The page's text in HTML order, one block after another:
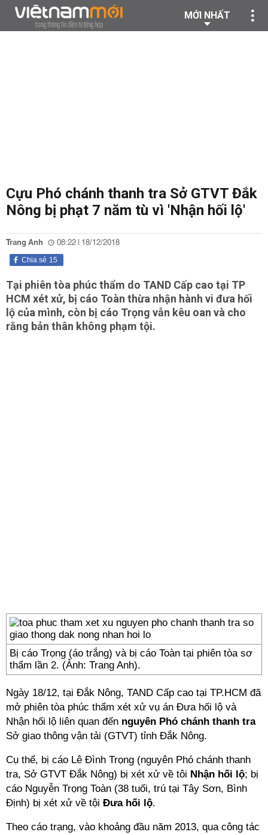
MỚI NHẤT
Cựu Phó chánh thanh tra Sở GTVT Đắk
Nông bị phạt 7 năm tù vì 'Nhận hối lộ'
Trang Anh 08:22 | 18/12/2018
15
Chia sẻ
Tại phiên tòa phúc thẩm do TAND Cấp cao tại TP
HCM xét xử, bị cáo Toàn thừa nhận hành vi đưa hối
lộ của mình, còn bị cáo Trọng vẫn kêu oan và cho
rằng bản thân không phạm tội.
Bị cáo Trọng (áo trắng) và bị cáo Toàn tại phiên tòa sơ
thẩm lần 2. (Ảnh: Trang Anh).
Ngày 18/12, tại Đắk Nông, TAND Cấp cao tại TP.HCM đã
mở phiên tòa phúc thẩm xét xử vụ án Đưa hối lộ và
Nhận hối lộ liên quan đến nguyên Phó chánh thanh tra
Sở giao thông vận tải (GTVT) tỉnh Đắk Nông.
Cụ thể, bị cáo Lê Đình Trọng (nguyên Phó chánh thanh
tra, Sở GTVT Đắk Nông) bị xét xử về tôi Nhận hối lộ; bị
cáo Nguyễn Trọng Toàn (38 tuổi, trú tại Tây Sơn, Bình
Định) bị xét xử về tội Đưa hối lộ.
Theo cáo trạng, vào khoảng đầu năm 2013, qua công tác